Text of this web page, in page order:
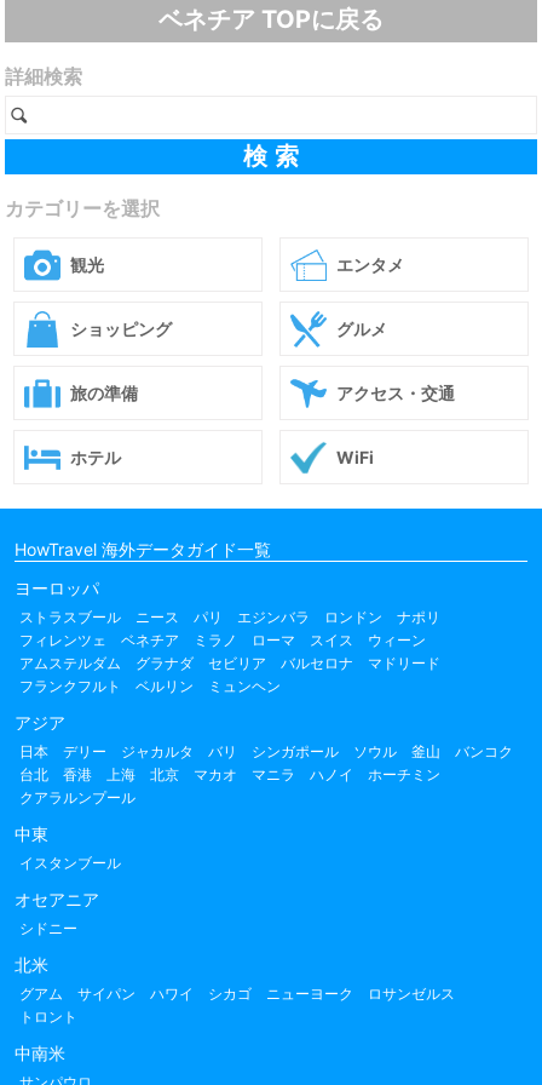
ベネチア TOPに戻る
詳細検索
カテゴリーを選択
観光 エンタメ
ショッピング グルメ
旅の準備 アクセス・交通
ホテル WiFi
HowTravel 海外データガイド一覧
ヨーロッパ
ストラスブール ニース パリ エジンバラ ロンドン
ナポリ
フィレンツェ
ベネチア ミラノ ローマ スイス
ウィーン
アムステルダム
グラナダ セビリア バルセロナ
マドリード
フランクフルト
ベルリン ミュンヘン
アジア
日本 デリー ジャカルタ バリ シンガポール ソウル 釜山
バンコク
台北
香港 上海 北京 マカオ マニラ ハノイ
ホーチミン
クアラルンプール
中東
イスタンブール
オセアニア
シドニー
北米
グアム サイパン ハワイ シカゴ ニューヨーク
ロサンゼルス
トロント
中南米